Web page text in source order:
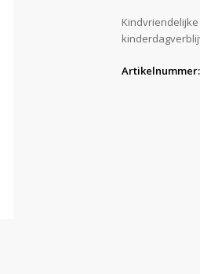
Artikelnummer: